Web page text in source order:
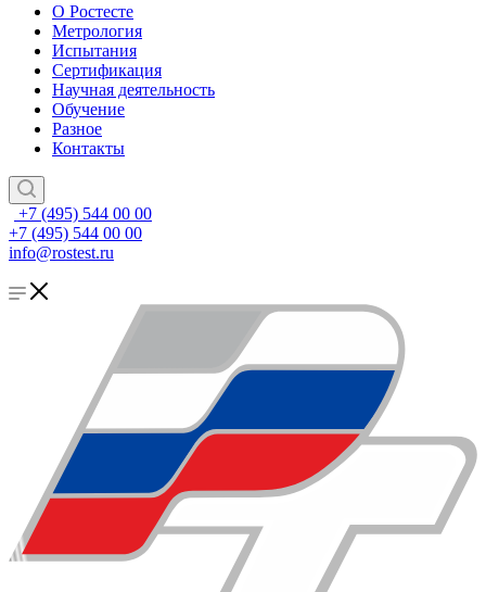
О Ростесте
Метрология
Испытания
Сертификация
Научная деятельность
Обучение
Разное
Контакты
+7 (495) 544 00 00
+7 (495) 544 00 00
info@rostest.ru